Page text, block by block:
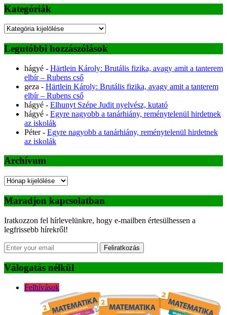
Kategóriák
Kategóriák
Legutóbbi hozzászólások
hágyé - Härtlein Károly: Brutális fizika, avagy amit a tanterem
elbír – Rubens cső
geza - Härtlein Károly: Brutális fizika, avagy amit a tanterem
elbír – Rubens cső
hágyé - Elhunyt Szépe Judit nyelvész, kutató
hágyé - Egyre nagyobb a tanárhiány, reménytelenül hirdetnek
az iskolák
Péter- Egyre nagyobb a tanárhiány, reménytelenül hirdetnek
az iskolák
Archívum
Archívum
Maradjon kapcsolatban
Iratkozzon fel hírlevelünkre, hogy e-mailben értesülhessen a
legfrissebb hírekről!
Feliratkozás
Válogatás nélkül
Felhívások